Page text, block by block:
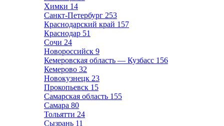
Химки 14
Санкт-Петербург 253
Краснодарский край 157
Краснодар 51
Сочи 24
Новороссийск 9
Кемеровская область — Кузбасс 156
Кемерово 32
Новокузнецк 23
Прокопьевск 15
Самарская область 155
Самара 80
Тольятти 24
Сызрань 11